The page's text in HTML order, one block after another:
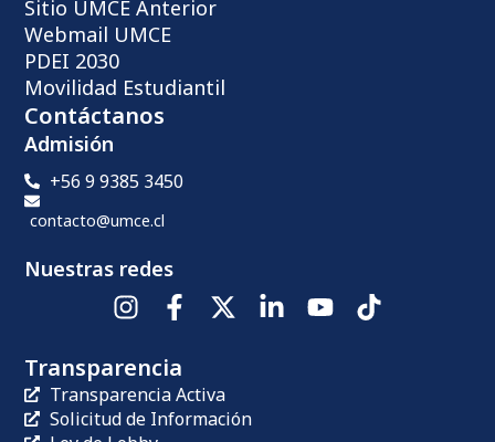
Sitio UMCE Anterior
Webmail UMCE
PDEI 2030
Movilidad Estudiantil
Contáctanos
Admisión
+56 9 9385 3450
contacto@umce.cl
Nuestras redes
Transparencia
Transparencia Activa
Solicitud de Información